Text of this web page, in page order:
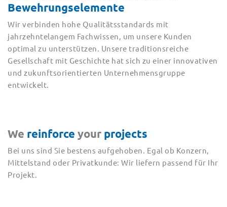
Bewehrungselemente
Wir verbinden hohe Qualitätsstandards mit
jahrzehntelangem Fachwissen, um unsere Kunden
optimal zu unterstützen. Unsere traditionsreiche
Gesellschaft mit Geschichte hat sich zu einer innovativen
und zukunftsorientierten Unternehmensgruppe
entwickelt.
We reinforce your projects
Bei uns sind Sie bestens aufgehoben. Egal ob Konzern,
Mittelstand oder Privatkunde: Wir liefern passend für Ihr
Projekt.